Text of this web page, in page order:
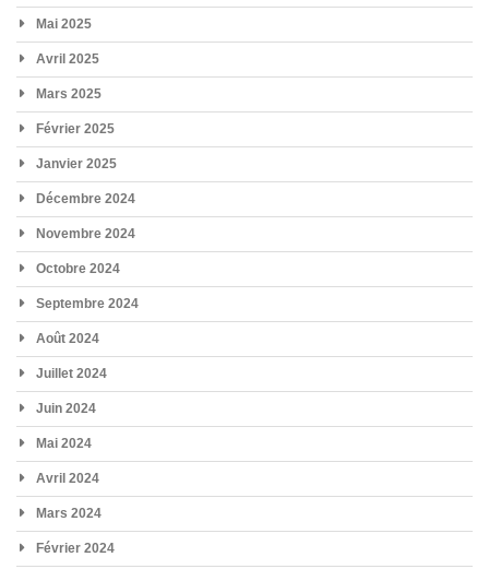
Mai 2025
Avril 2025
Mars 2025
Février 2025
Janvier 2025
Décembre 2024
Novembre 2024
Octobre 2024
Septembre 2024
Août 2024
Juillet 2024
Juin 2024
Mai 2024
Avril 2024
Mars 2024
Février 2024